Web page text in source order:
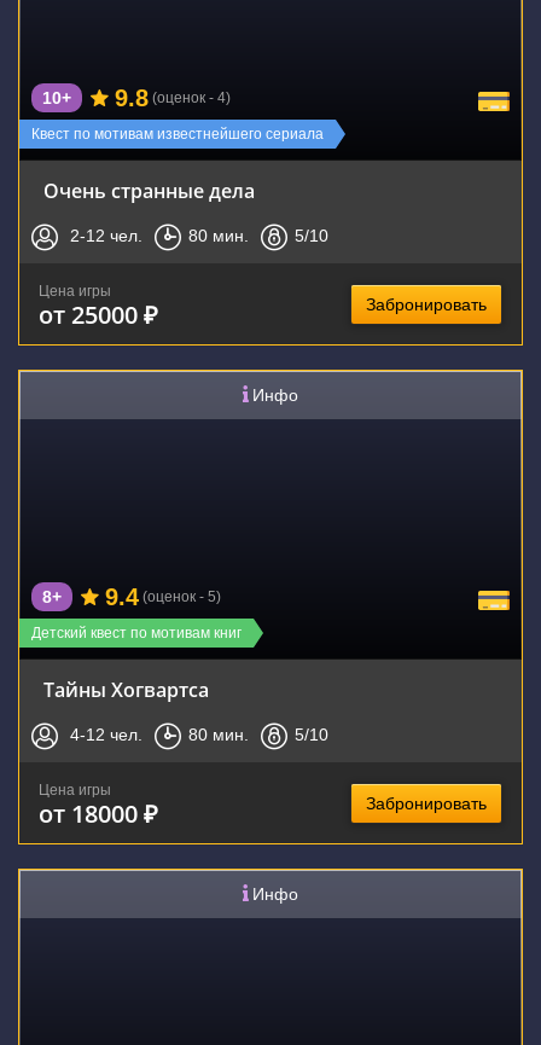
Квест по мотивам известнейшего сериала
10+ 9.8 (оценок - 4)
Очень странные дела
2-12 чел. 80 мин. 5/10
Цена игры
от 25000 ₽ Забронировать
Инфо
Детский квест по мотивам книг
8+ 9.4 (оценок - 5)
Тайны Хогвартса
4-12 чел. 80 мин. 5/10
Цена игры
от 18000 ₽ Забронировать
Инфо